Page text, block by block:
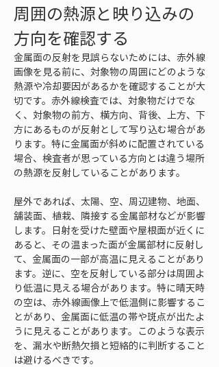
周囲の熱源と映り込みの
方向を確認する
金属面の反射を見誤らないためには、赤外線
画像を見る前に、対象物の周囲にどのような
熱源や冷却要因があるかを確認することが大
切です。赤外線検査では、対象物だけでな
く、対象物の前方、横方向、背後、上方、下
方にあるものが反射として写り込む場合があ
ります。特に金属面が斜めに配置されている
場合、検査者が思っている方向とは違う場所
の熱源を反射していることがあります。
屋外であれば、太陽、空、周辺建物、地面、
舗装面、植栽、隣接する金属部材などが影響
します。日射を受けた壁面や屋根面が近くに
あると、その温まった面が金属部材に反射し
て、金属面の一部が高温に見えることがあり
ます。逆に、空を反射している部分は周囲よ
り低温に見える場合があります。特に晴天時
の空は、赤外線画像上で低温側に影響するこ
とがあり、金属面に低温の帯や斑点が出たよ
うに見えることがあります。このような表示
を、漏水や断熱欠損と短絡的に判断すること
は避けるべきです。